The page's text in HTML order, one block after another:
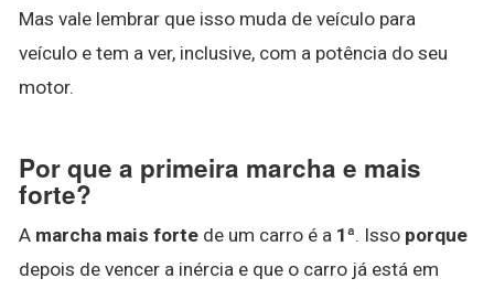
Mas vale lembrar que isso muda de veículo para
veículo e tem a ver, inclusive, com a potência do seu
motor.
Por que a primeira marcha e mais
forte?
A marcha mais forte de um carro é a 1ª. Isso porque
depois de vencer a inércia e que o carro já está em